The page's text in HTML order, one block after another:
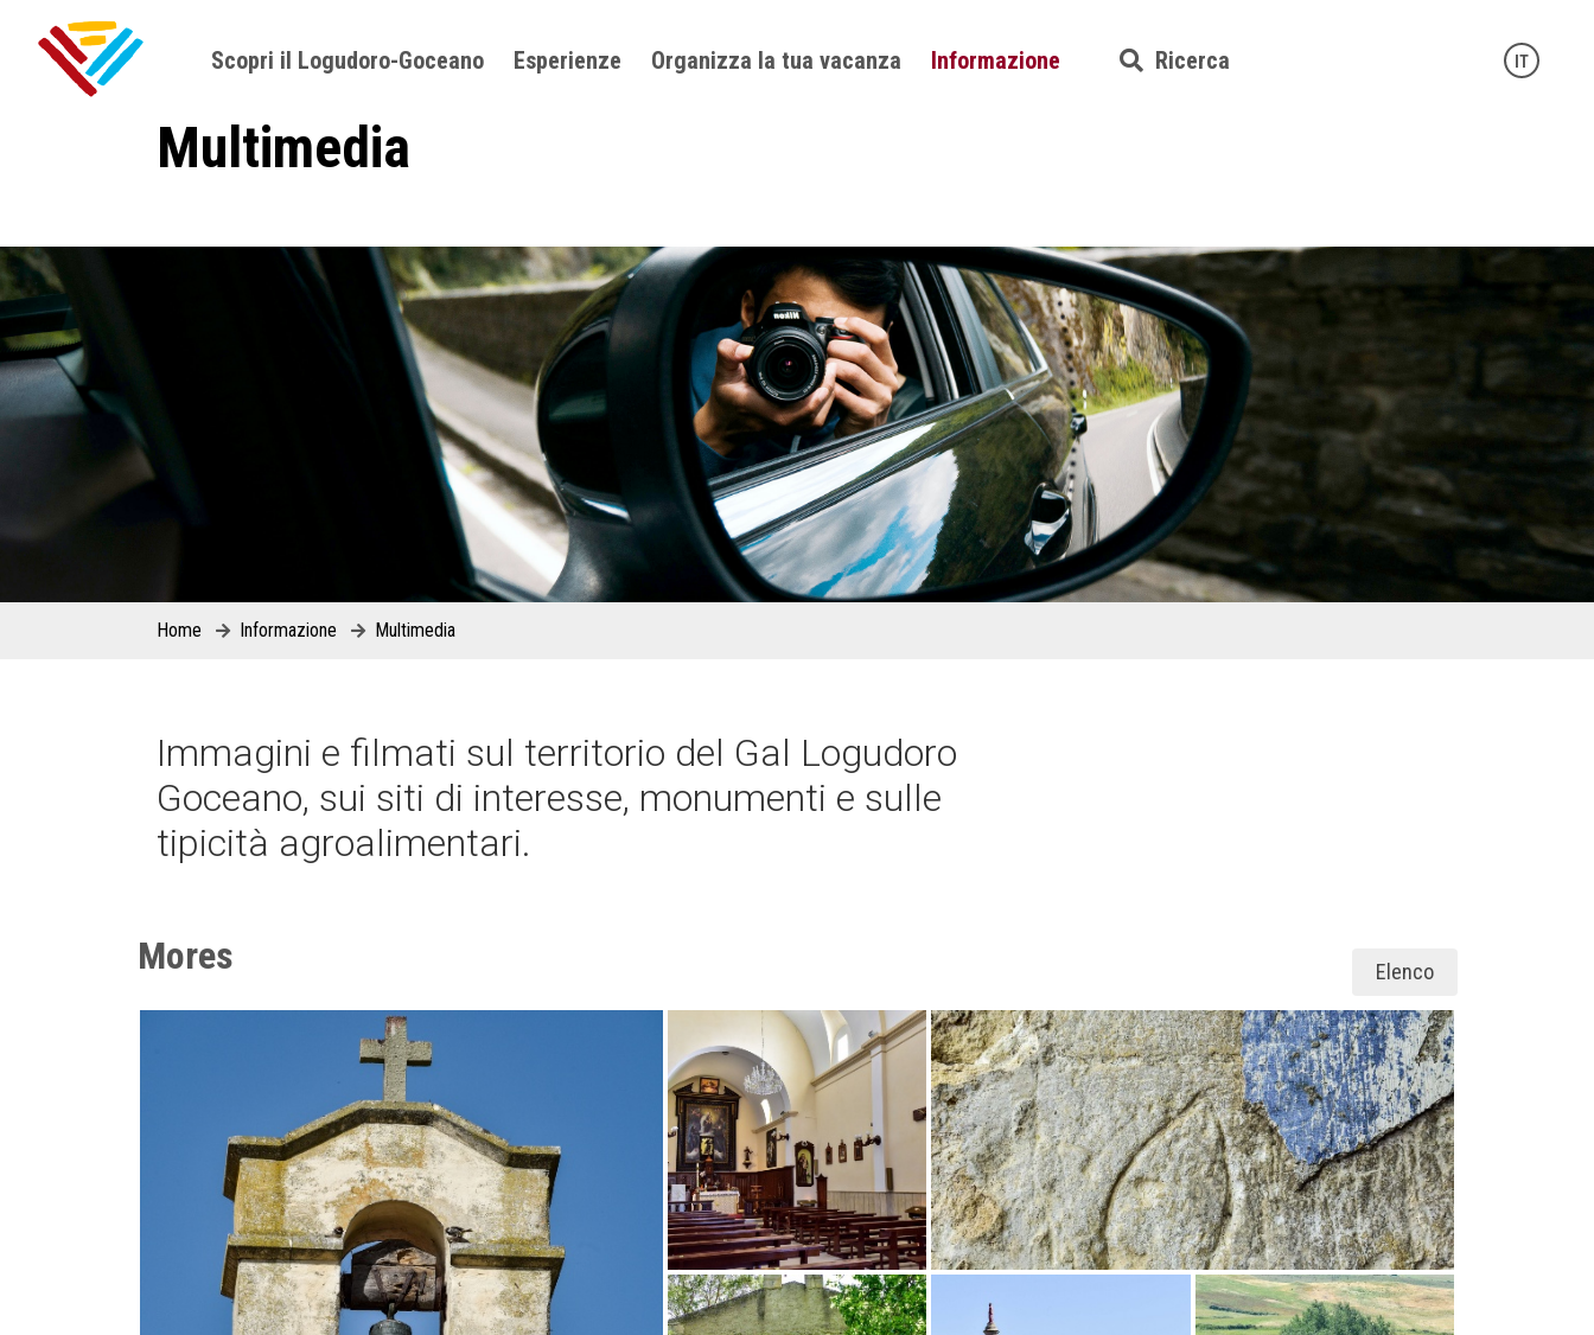
Scopri il Logudoro-Goceano Esperienze Organizza la tua vacanza Informazione Ricerca IT
Multimedia
Home Informazione Multimedia
Immagini e filmati sul territorio del Gal Logudoro
Goceano, sui siti di interesse, monumenti e sulle
tipicità agroalimentari.
Mores Elenco